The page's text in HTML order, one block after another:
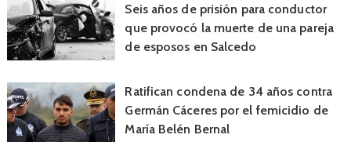
Seis años de prisión para conductor
que provocó la muerte de una pareja
de esposos en Salcedo
Ratifican condena de 34 años contra
Germán Cáceres por el femicidio de
María Belén Bernal